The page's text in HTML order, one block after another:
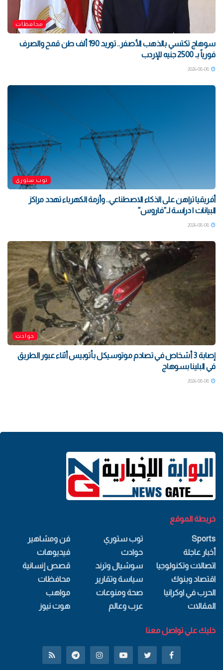
محافظات
سوهاج تكتسي بالذهب الأصفر.. توريد 190 ألف طن قمح والصرف
فورياً بـ 2500 جنيه للإردب
توب ستوري
أفريقيا تراهن على الذكاء الاصطناعي.. وأزمة الكهرباء تهدد مراكز
البيانات | دراسة لـ”فاروس”
حوادث
إصابة 3 أشخاص في تصادم موتوسيكل بأتوبيس أثناء عبور الطريق
في البلينا بسوهاج
خريطة الموقع
Sports
أخبار عاجلة
اتصالات وتكنولوجيا
اقتصاد وبنوك
الحرب في اوكرانيا
المقالات
توب ستوري
حوادث
سوشيال وترند
سياسة وتقارير
صحة ومنوعات
عرب وعالم
فن ومشاهير
فيديوهات
قصص إنسانية
محافظات
مواهب
هوت نيوز
خليك علي تواصل معنا